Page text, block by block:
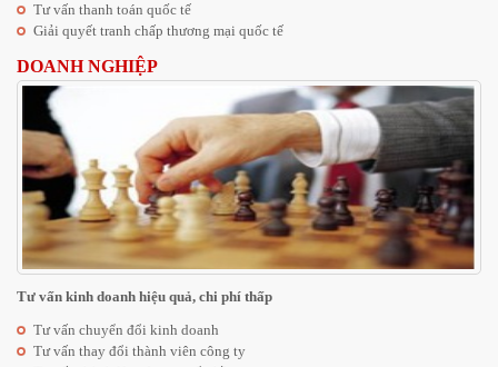
Tư vấn thanh toán quốc tế
Giải quyết tranh chấp thương mại quốc tế
DOANH NGHIỆP
Tư vấn kinh doanh hiệu quả, chi phí thấp
Tư vấn chuyển đổi kinh doanh
Tư vấn thay đổi thành viên công ty